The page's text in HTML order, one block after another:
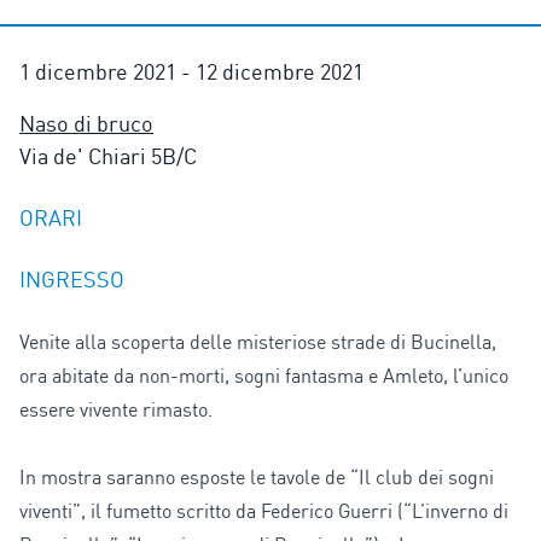
1 dicembre 2021 - 12 dicembre 2021
Naso di bruco
Via de' Chiari 5B/C
ORARI
INGRESSO
Venite alla scoperta delle misteriose strade di Bucinella,
ora abitate da non-morti, sogni fantasma e Amleto, l’unico
essere vivente rimasto.
In mostra saranno esposte le tavole de “Il club dei sogni
viventi”, il fumetto scritto da Federico Guerri (“L’inverno di